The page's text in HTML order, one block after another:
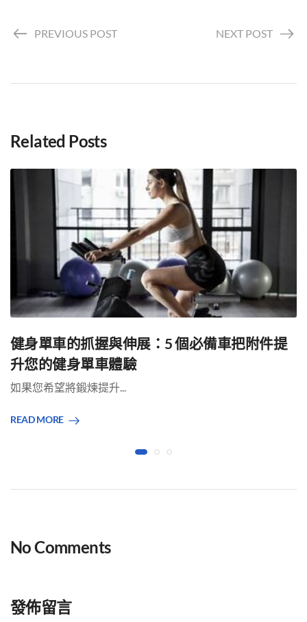
PREVIOUS POST NEXT POST
Related Posts
健身單車的抓握與伸展：5 個必備車把附件提
升您的健身單車體驗
如果您希望將鍛煉提升...
READ MORE
No Comments
發佈留言